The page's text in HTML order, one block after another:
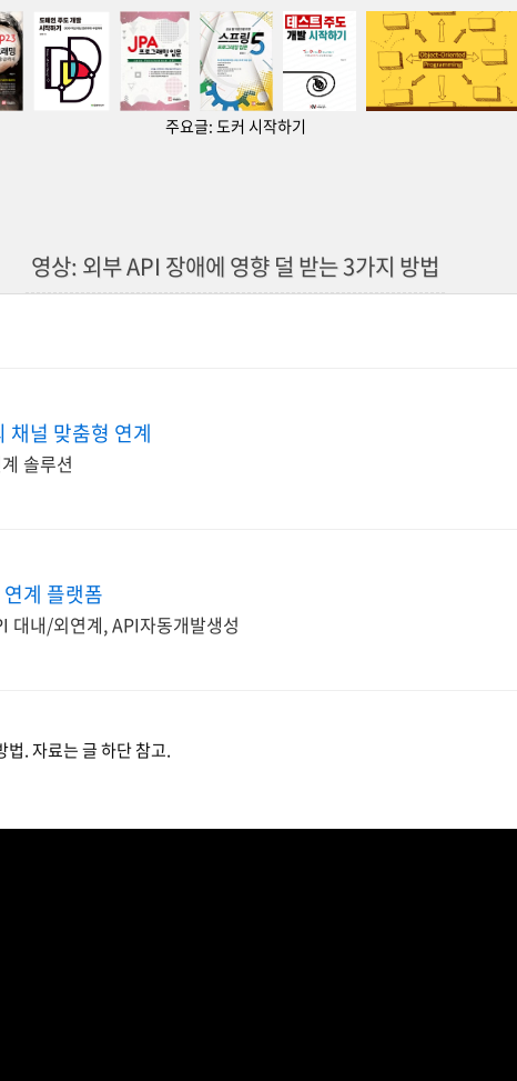
주요글: 도커 시작하기
영상: 외부 API 장애에 영향 덜 받는 3가지 방법
채널 맞춤형 연계
솔루션
계 플랫폼
대내/외연계, API자동개발생성
법. 자료는 글 하단 참고.